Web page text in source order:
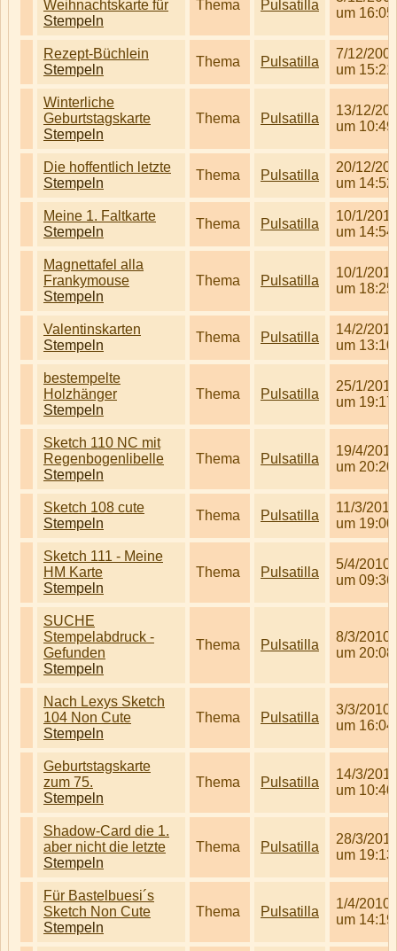
Weihnachtskarte für
Stempeln
Thema Pulsatilla
um 16:05
Rezept-Büchlein
Stempeln
Thema Pulsatilla
7/12/
um 15:21
Winterliche
Geburtstagskarte
Stempeln
Thema Pulsatilla
13/12/
um 10:49
Die hoffentlich letzte
Stempeln
Thema Pulsatilla
20/12/
um 14:52
Meine 1. Faltkarte
Stempeln
Thema Pulsatilla
10/1/
um 14:54
Magnettafel alla
Frankymouse
Stempeln
Thema Pulsatilla
10/1/
um 18:25
Valentinskarten
Stempeln
Thema Pulsatilla
14/2/
um 13:10
bestempelte
Holzhänger
Stempeln
Thema Pulsatilla
25/1/
um 19:17
Sketch 110 NC mit
Regenbogenlibelle
Stempeln
Thema Pulsatilla
19/4/
um 20:20
Sketch 108 cute
Stempeln
Thema Pulsatilla
11/3/2010
um 19:00
Sketch 111 - Meine
HM Karte
Stempeln
Thema Pulsatilla
5/4/2010
um 09:36
SUCHE
Stempelabdruck -
Gefunden
Stempeln
Thema Pulsatilla
8/3/2010
um 20:08
Nach Lexys Sketch
104 Non Cute
Stempeln
Thema Pulsatilla
3/3/2010
um 16:04
Geburtstagskarte
zum 75.
Stempeln
Thema Pulsatilla
14/3/
um 10:40
Shadow-Card die 1.
aber nicht die letzte
Stempeln
Thema Pulsatilla
28/3/
um 19:13
Für Bastelbuesi´s
Sketch Non Cute
Stempeln
Thema Pulsatilla
1/4/2010
um 14:19